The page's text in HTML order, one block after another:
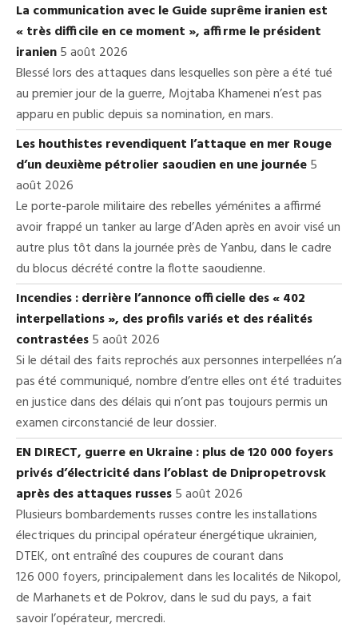
La communication avec le Guide suprême iranien est
« très difficile en ce moment », affirme le président
iranien5 août 2026
Blessé lors des attaques dans lesquelles son père a été tué
au premier jour de la guerre, Mojtaba Khamenei n’est pas
apparu en public depuis sa nomination, en mars.
Les houthistes revendiquent l’attaque en mer Rouge
d’un deuxième pétrolier saoudien en une journée5
août 2026
Le porte-parole militaire des rebelles yéménites a affirmé
avoir frappé un tanker au large d’Aden après en avoir visé un
autre plus tôt dans la journée près de Yanbu, dans le cadre
du blocus décrété contre la flotte saoudienne.
Incendies : derrière l’annonce officielle des « 402
interpellations », des profils variés et des réalités
contrastées5 août 2026
Si le détail des faits reprochés aux personnes interpellées n’a
pas été communiqué, nombre d’entre elles ont été traduites
en justice dans des délais qui n’ont pas toujours permis un
examen circonstancié de leur dossier.
EN DIRECT, guerre en Ukraine : plus de 120 000 foyers
privés d’électricité dans l’oblast de Dnipropetrovsk
après des attaques russes5 août 2026
Plusieurs bombardements russes contre les installations
électriques du principal opérateur énergétique ukrainien,
DTEK, ont entraîné des coupures de courant dans
126 000 foyers, principalement dans les localités de Nikopol,
de Marhanets et de Pokrov, dans le sud du pays, a fait
savoir l’opérateur, mercredi.